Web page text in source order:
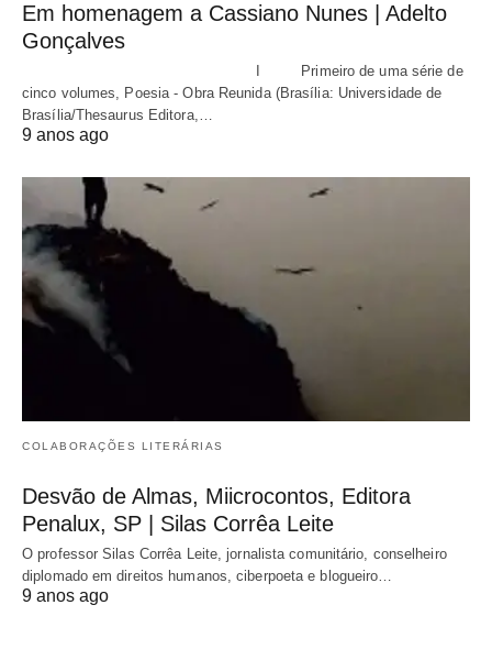
Em homenagem a Cassiano Nunes | Adelto
Gonçalves
I Primeiro de uma série de
cinco volumes, Poesia - Obra Reunida (Brasília: Universidade de
Brasília/Thesaurus Editora,…
9 anos ago
COLABORAÇÕES LITERÁRIAS
Desvão de Almas, Miicrocontos, Editora
Penalux, SP | Silas Corrêa Leite
O professor Silas Corrêa Leite, jornalista comunitário, conselheiro
diplomado em direitos humanos, ciberpoeta e blogueiro…
9 anos ago